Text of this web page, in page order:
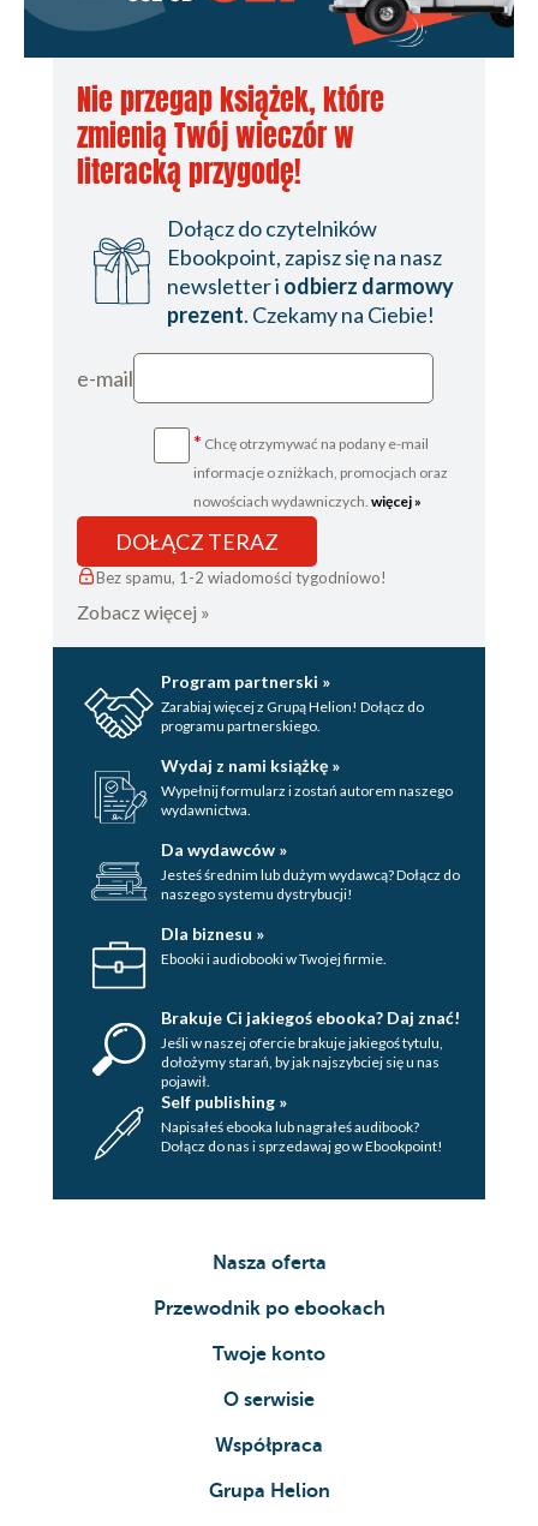
Nie przegap książek, które
zmienią Twój wieczór w
literacką przygodę!
Dołącz do czytelników
Ebookpoint, zapisz się na nasz
newsletter i odbierz darmowy
prezent. Czekamy na Ciebie!
e-mail
* Chcę otrzymywać na podany e-mail
informacje o zniżkach, promocjach oraz
nowościach wydawniczych. więcej »
DOŁĄCZ TERAZ
Bez spamu, 1-2 wiadomości tygodniowo!
Zobacz więcej »
Program partnerski »
Zarabiaj więcej z Grupą Helion! Dołącz do
programu partnerskiego.
Wydaj z nami książkę »
Wypełnij formularz i zostań autorem naszego
wydawnictwa.
Da wydawców »
Jesteś średnim lub dużym wydawcą? Dołącz do
naszego systemu dystrybucji!
Dla biznesu »
Ebooki i audiobooki w Twojej firmie.
Brakuje Ci jakiegoś ebooka? Daj znać!
Jeśli w naszej ofercie brakuje jakiegoś tytulu,
dołożymy starań, by jak najszybciej się u nas
pojawił.
Self publishing »
Napisałeś ebooka lub nagrałeś audibook?
Dołącz do nas i sprzedawaj go w Ebookpoint!
Nasza oferta
Przewodnik po ebookach
Twoje konto
O serwisie
Współpraca
Grupa Helion